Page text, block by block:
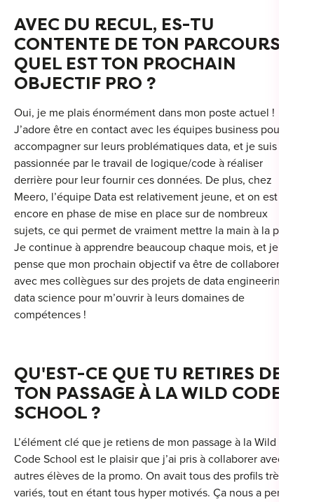
AVEC DU RECUL, ES-TU
CONTENTE DE TON PARCOURS ?
QUEL EST TON PROCHAIN
OBJECTIF PRO ?
Oui, je me plais énormément dans mon poste actuel !
J’adore être en contact avec les équipes business pour les
accompagner sur leurs problématiques data, et je suis
passionnée par le travail de logique/code à réaliser
derrière pour leur fournir ces données. De plus, chez
Meero, l’équipe Data est relativement jeune, et on est
encore en phase de mise en place sur de nombreux
sujets, ce qui permet de vraiment mettre la main à la pâte !
Je continue à apprendre beaucoup chaque mois, et je
pense que mon prochain objectif va être de collaborer
avec mes collègues sur des projets de data engineering et
data science pour m’ouvrir à leurs domaines de
compétences !
QU'EST-CE QUE TU RETIRES DE
TON PASSAGE À LA WILD CODE
SCHOOL ?
L’élément clé que je retiens de mon passage à la Wild
Code School est le plaisir que j’ai pris à collaborer avec les
autres élèves de la promo. On avait tous des profils très
variés, tout en étant tous hyper motivés. Ça nous a permis